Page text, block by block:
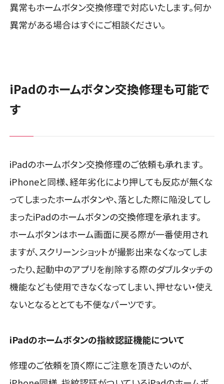
異常もホームボタン交換修理で対応いたします。何か
異常がある場合はすぐにご相談ください。
iPadのホームボタン交換修理も可能で
す
iPadのホームボタン交換修理のご依頼も承れます。
iPhoneと同様、経年劣化により押しても反応が無くな
ってしまったホームボタンや、落とした際に陥没してし
まったiPadのホームボタンの交換修理を承れます。
ホームボタンはホーム画面に戻る際が一番使用され
ますが、スクリーンショットが撮影出来なくなってしま
ったり、起動中のアプリを削除する際のダブルタッチの
機能なども使用できなくなってしまい、押せない・使え
ないとなるととても不便なパーツです。
iPadのホームボタンの指紋認証機能について
修理のご依頼を頂く際にご注意を頂きたいのが、